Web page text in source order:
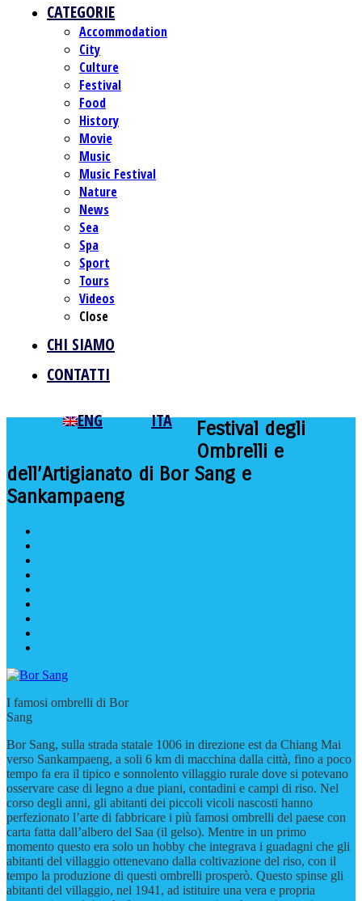
CATEGORIE
Accommodation
City
Culture
Festival
Food
History
Movie
Music
Music Festival
Nature
News
Sea
Spa
Sport
Tours
Videos
Close
CHI SIAMO
CONTATTI
ENG ITA
Festival degli
Ombrelli e
dell’Artigianato di Bor Sang e
Sankampaeng
I famosi ombrelli di Bor
Sang
Bor Sang, sulla strada statale 1006 in direzione est da Chiang Mai
verso Sankampaeng, a soli 6 km di macchina dalla città, fino a poco
tempo fa era il tipico e sonnolento villaggio rurale dove si potevano
osservare case di legno a due piani, contadini e campi di riso. Nel
corso degli anni, gli abitanti dei piccoli vicoli nascosti hanno
perfezionato l’arte di fabbricare i più famosi ombrelli del paese con
carta fatta dall’albero del Saa (il gelso). Mentre in un primo
momento questo era solo un hobby che integrava i guadagni che gli
abitanti del villaggio ottenevano dalla coltivazione del riso, con il
tempo la produzione di questi ombrelli prosperò. Questo spinse gli
abitanti del villaggio, nel 1941, ad istituire una vera e propria